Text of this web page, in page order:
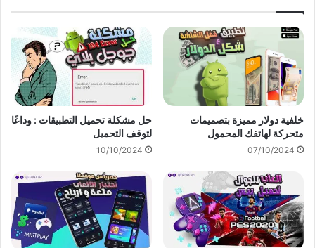
خلفية دولار مميزة بتصميمات
متحركة لهاتفك المحمول
07/10/2024
حل مشكلة تحميل التطبيقات : وداعًا
لتوقف التحميل
10/10/2024